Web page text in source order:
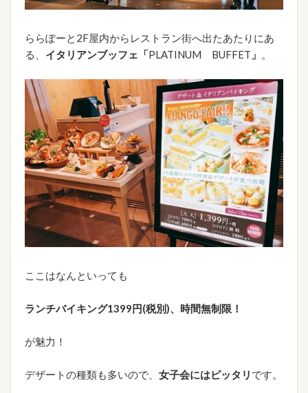
ららぽーと2F屋内からレストラン街へ出たあたりにあ
る、 イタリアンブッフェ「PLATINUM BUFFET 」 。
ここはなんといっても
ランチバイキング1399円(税別)、 時間無制限！
が魅力！
デザートの種類も多いので、 女子会にはピッタリ です。